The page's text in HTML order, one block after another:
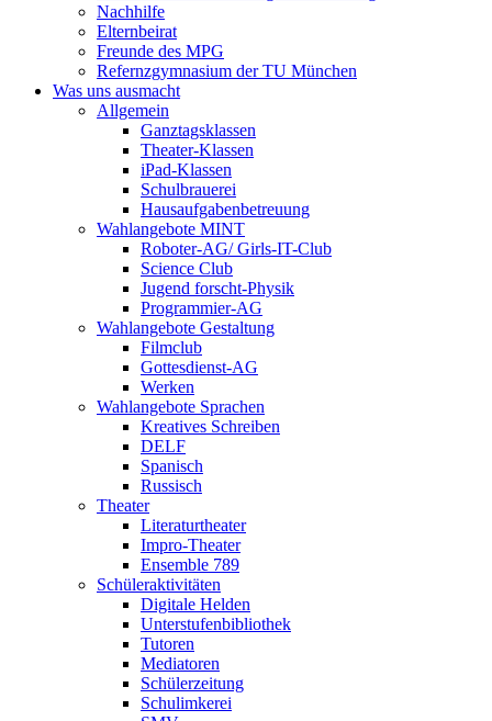
Nachhilfe
Elternbeirat
Freunde des MPG
Refernzgymnasium der TU München
Was uns ausmacht
Allgemein
Ganztagsklassen
Theater-Klassen
iPad-Klassen
Schulbrauerei
Hausaufgabenbetreuung
Wahlangebote MINT
Roboter-AG/ Girls-IT-Club
Science Club
Jugend forscht-Physik
Programmier-AG
Wahlangebote Gestaltung
Filmclub
Gottesdienst-AG
Werken
Wahlangebote Sprachen
Kreatives Schreiben
DELF
Spanisch
Russisch
Theater
Literaturtheater
Impro-Theater
Ensemble 789
Schüleraktivitäten
Digitale Helden
Unterstufenbibliothek
Tutoren
Mediatoren
Schülerzeitung
Schulimkerei